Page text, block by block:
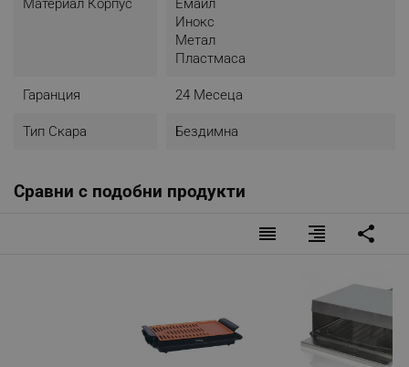
Материал Корпус
Емайл
Инокс
Метал
Пластмаса
Гаранция 24 Месеца
Тип Скара Бездимна
Сравни с подобни продукти
reorder format_align_right share